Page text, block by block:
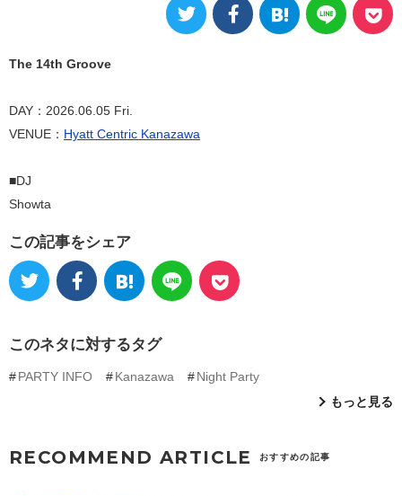
The 14th Groove
DAY：2026.06.05 Fri.
VENUE： Hyatt Centric Kanazawa
■DJ
Showta
この記事をシェア
このネタに対するタグ
PARTY INFO Kanazawa
Night Party
もっと見る
RECOMMEND ARTICLE おすすめの記事